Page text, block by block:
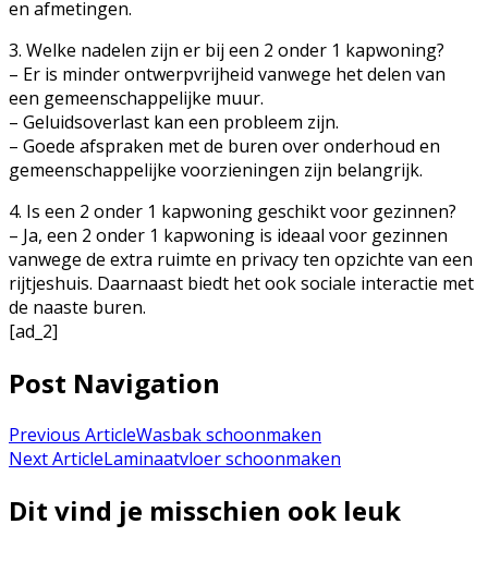
en afmetingen.
3. Welke nadelen zijn er bij een 2 onder 1 kapwoning?
– Er is minder ontwerpvrijheid vanwege het delen van
een gemeenschappelijke muur.
– Geluidsoverlast kan een probleem zijn.
– Goede afspraken met de buren over onderhoud en
gemeenschappelijke voorzieningen zijn belangrijk.
4. Is een 2 onder 1 kapwoning geschikt voor gezinnen?
– Ja, een 2 onder 1 kapwoning is ideaal voor gezinnen
vanwege de extra ruimte en privacy ten opzichte van een
rijtjeshuis. Daarnaast biedt het ook sociale interactie met
de naaste buren.
[ad_2]
Post Navigation
Previous ArticleWasbak schoonmaken
Next ArticleLaminaatvloer schoonmaken
Dit vind je misschien ook leuk